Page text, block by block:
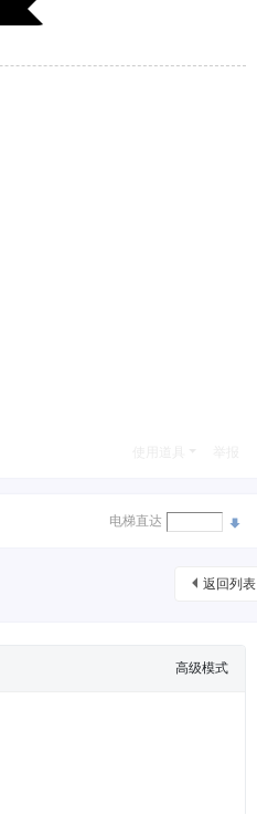
电梯直达
返回列表
高级模式